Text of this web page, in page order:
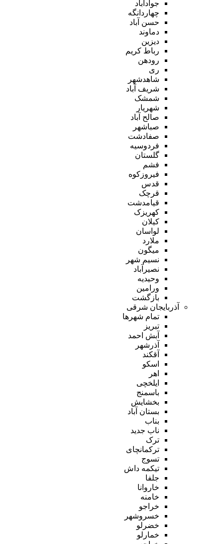
جوادآباد
چهاردانگه
حسن آباد
دماوند
دیزین
رباط کریم
رودهن
ری
شاهدشهر
شریف آباد
شمشک
شهریار
صالح آباد
صباشهر
صفادشت
فردوسیه
گلستان
فشم
فیروزکوه
قدس
قرچک
قیامدشت
کهریزک
کیلان
لواسان
ملارد
میگون
نسیم شهر
نصیرآباد
وحیدیه
ورامین
بازگشت
آذربایجان شرقی
تمام شهر‌ها
تبریز
آبش احمد
آذرشهر
آقکند
اسکو
اهر
ایلخچی
باسمنج
بخشایش
بستان آباد
بناب
ناب جدید
ترک
ترکمانچای
تسوج
تیکمه داش
جلفا
خاروانا
خامنه
خراجو
خسروشهر
خضرلو
خمارلو